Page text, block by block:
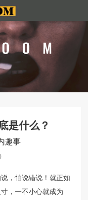
是什么？
趣事
，怕说错说！就正如
，一不小心就成为